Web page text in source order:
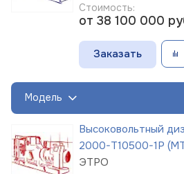
Стоимость:
от 38 100 000
Заказать
Модель
Высоковольтный
2000-Т10500-1Р
ЭТРО